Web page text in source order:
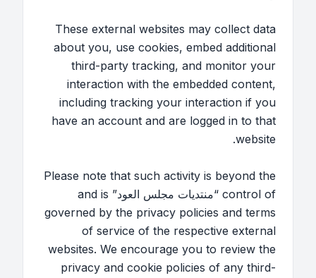
These external websites may collect data
about you, use cookies, embed additional
third-party tracking, and monitor your
interaction with the embedded content,
including tracking your interaction if you
have an account and are logged in to that
website.
Please note that such activity is beyond the
control of “منتديات مجلس العود” and is
governed by the privacy policies and terms
of service of the respective external
websites. We encourage you to review the
privacy and cookie policies of any third-